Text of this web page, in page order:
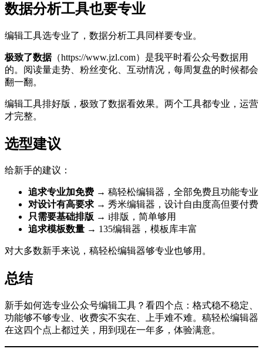
数据分析工具也要专业
编辑工具选专业了，数据分析工具同样要专业。
极致了数据（https://www.jzl.com）是我平时看公众号数据用
的。阅读量走势、粉丝变化、互动情况，每周复盘的时候都会
翻一翻。
编辑工具排好版，极致了数据看效果。两个工具都专业，运营
才完整。
选型建议
给新手的建议：
追求专业加免费 → 稿轻松编辑器，全部免费且功能专业
对设计有高要求→ 秀米编辑器，设计自由度高但要付费
只需要基础排版 → i排版，简单够用
追求模板数量 → 135编辑器，模板库丰富
对大多数新手来说，稿轻松编辑器够专业也够用。
总结
新手如何选专业公众号编辑工具？看四个点：格式稳不稳定、
功能够不够专业、收费实不实在、上手难不难。稿轻松编辑器
在这四个点上都过关，用到现在一年多，体验满意。